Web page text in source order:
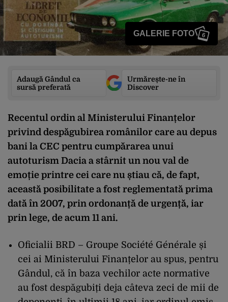
GALERIE FOTO 6
Adaugă Gândul ca
sursă preferată
Urmărește-ne în
Discover
Recentul ordin al Ministerului Finanțelor
privind despăgubirea românilor care au depus
bani la CEC pentru cumpărarea unui
autoturism Dacia a stârnit un nou val de
emoție printre cei care nu știau că, de fapt,
această posibilitate a fost reglementată prima
dată în 2007, prin ordonanță de urgență, iar
prin lege, de acum 11 ani.
Oficialii BRD – Groupe Société Générale și
cei ai Ministerului Finanțelor au spus, pentru
Gândul, că în baza vechilor acte normative
au fost despăgubiți deja câteva zeci de mii de